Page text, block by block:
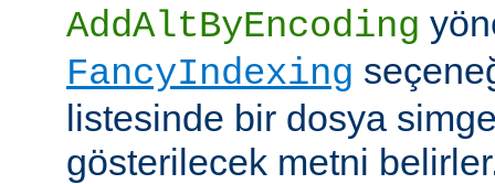
AddAltByEncoding
FancyIndexing
listesinde bir dosya
gösterilecek metni